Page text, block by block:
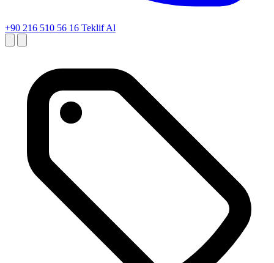
+90 216 510 56 16 Teklif Al